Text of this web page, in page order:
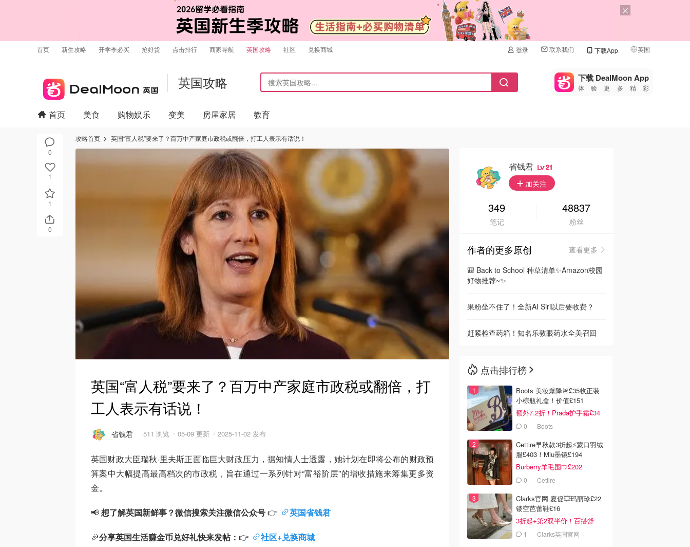
首页 新生攻略 开学季必买 抢好货 点击排行 商家导航 英国攻略 社区 兑换商城 登录 联系我们 下载App 英国
🇺🇸
🇨🇳 中国
🇮🇹
🇦🇺
🇳🇿新西兰
英国攻略 下载 DealMoon App
体验更多精彩
0
1
1
0
首页 美食 购物娱乐 变美 房屋家居 教育
攻略首页 英国“富人税”要来了？百万中产家庭市政税或翻倍，打工人表示有话说！
英国“富人税”要来了？百万中产家庭市政税或翻倍，打
工人表示有话说！
省钱君 511 浏览 05-09 更新 2025-11-02 发布
英国财政大臣瑞秋·里夫斯正面临巨大财政压力，据知情人士透露，她计划在即将公布的财政预
算案中大幅提高最高档次的市政税，旨在通过一系列针对“富裕阶层”的增收措施来筹集更多资
金。
📢想了解英国新鲜事？微信搜索关注微信公众号👉 英国省钱君
🎉分享英国生活赚金币兑好礼快来发帖： 👉 社区+兑换商城
省钱君 21
加关注
349
笔记
48837
粉丝
作者的更多原创
查看更多
🎒 Back to School 种草清单✨Amazon校园
好物推荐~✨
果粉坐不住了！全新AI Siri以后要收费？
赶紧检查药箱！知名乐敦眼药水全美召回
点击排行榜
Boots 美妆爆降🚨£35收正装
小棕瓶礼盒！价值£151
额外7.2折！Prada护手霜£34
0 Boots
Cettire早秋款3折起⚡️蒙口羽绒
服£403！Miu墨镜£194
Burberry羊毛围巾£202
0 Cettire
Clarks官网 夏促💥玛丽珍£22
镂空芭蕾鞋£16
3折起+第2双半价！百搭舒
服！1 Clarks英国官网